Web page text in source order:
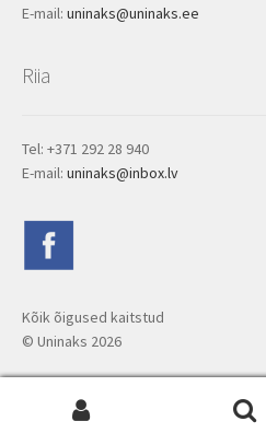
E-mail: uninaks@uninaks.ee
Riia
Tel: +371 292 28 940
E-mail: uninaks@inbox.lv
Kõik õigused kaitstud
© Uninaks 2026